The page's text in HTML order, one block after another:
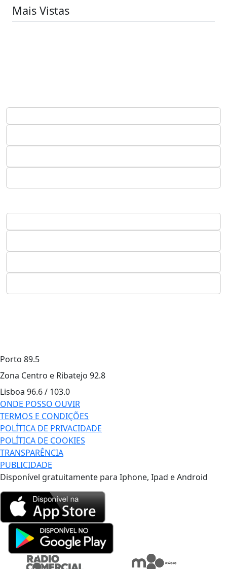
Mais Vistas
Porto 89.5
Zona Centro e Ribatejo 92.8
Lisboa 96.6 / 103.0
ONDE POSSO OUVIR
TERMOS E CONDIÇÕES
POLÍTICA DE PRIVACIDADE
POLÍTICA DE COOKIES
TRANSPARÊNCIA
PUBLICIDADE
Disponível gratuitamente para Iphone, Ipad e Android